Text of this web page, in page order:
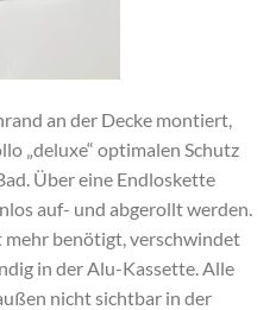
an der Decke montiert,
„deluxe“ optimalen Schutz
Über eine Endloskette
auf- und abgerollt werden.
benötigt, verschwindet
in der Alu-Kassette. Alle
nicht sichtbar in der